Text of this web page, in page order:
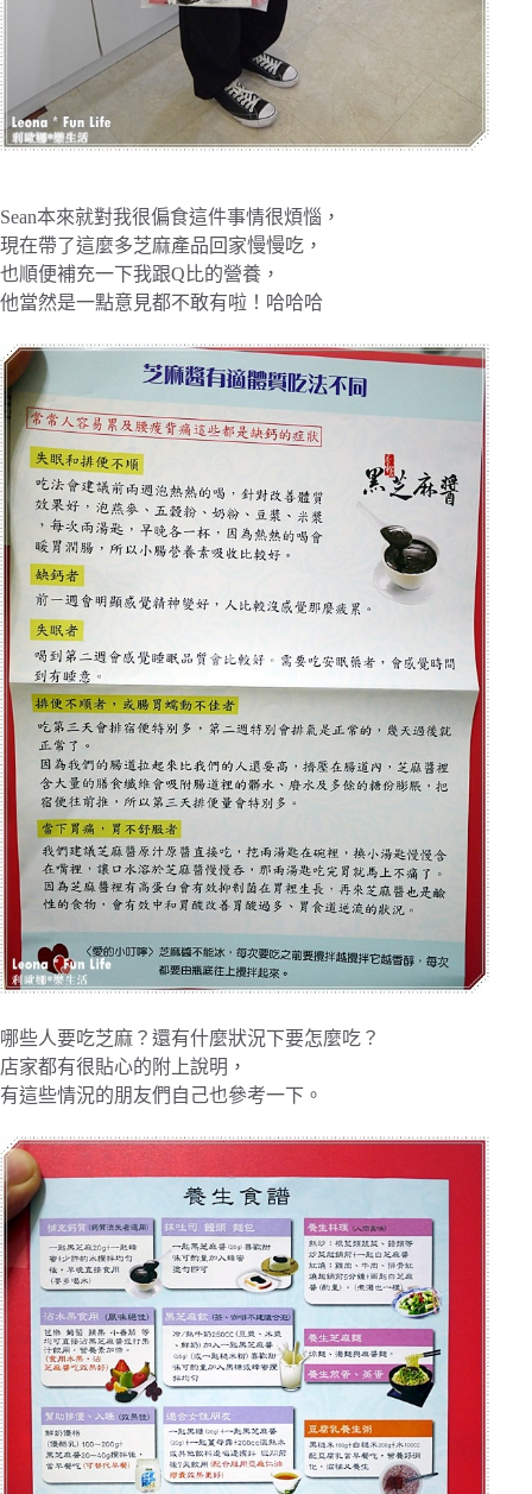
Sean本來就對我很偏食這件事情很煩惱，
現在帶了這麼多芝麻產品回家慢慢吃，
也順便補充一下我跟Q比的營養，
他當然是一點意見都不敢有啦！哈哈哈
哪些人要吃芝麻？還有什麼狀況下要怎麼吃？
店家都有很貼心的附上說明，
有這些情況的朋友們自己也參考一下。